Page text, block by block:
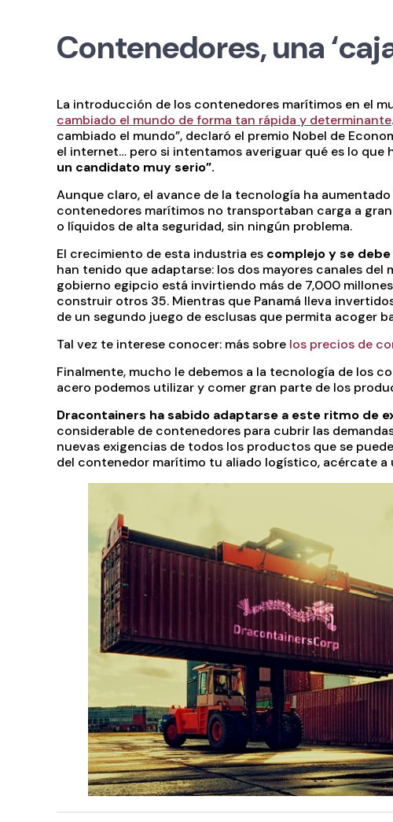
Contenedores, una
La introducción de los contenedores marítimos en el
cambiado el mundo de forma tan rápida y determinante.
cambiado el mundo”, declaró el premio Nobel de
el internet… pero si intentamos averiguar qué es lo que
un candidato muy serio”.
Aunque claro, el avance de la tecnología ha
contenedores marítimos no transportaban carga a
o líquidos de alta seguridad, sin ningún problema.
El crecimiento de esta industria es complejo y se
han tenido que adaptarse: los dos mayores canales del
gobierno egipcio está invirtiendo más de 7,000
construir otros 35. Mientras que Panamá lleva
de un segundo juego de esclusas que permita acoger
Tal vez te interese conocer: más sobre los precios de
Finalmente, mucho le debemos a la tecnología de los
acero podemos utilizar y comer gran parte de los
Dracontainers ha sabido adaptarse a este ritmo de
considerable de contenedores para cubrir las
nuevas exigencias de todos los productos que se
del contenedor marítimo tu aliado logístico, acércate a